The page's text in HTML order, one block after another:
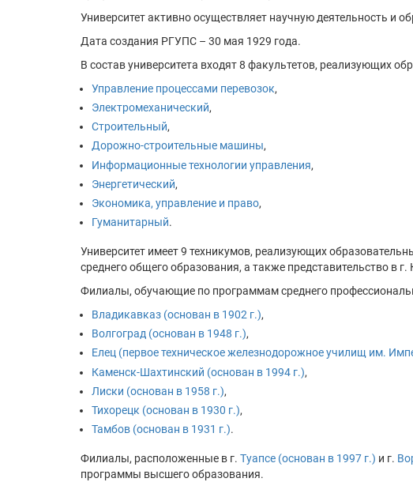
Университет активно осуществляет научную деятельность и
Дата создания РГУПС – 30 мая 1929 года.
В состав университета входят 8 факультетов, реализующих
Управление процессами перевозок,
Электромеханический,
Строительный,
Дорожно-строительные машины,
Информационные технологии управления,
Энергетический,
Экономика, управление и право,
Гуманитарный.
Университет имеет 9 техникумов, реализующих
среднего общего образования, а также представительство в
Филиалы, обучающие по программам среднего
Владикавказ (основан в 1902 г.),
Волгоград (основан в 1948 г.),
Елец (первое техническое железнодорожное училищ им.
Каменск-Шахтинский (основан в 1994 г.),
Лиски (основан в 1958 г.),
Тихорецк (основан в 1930 г.),
Тамбов (основан в 1931 г.).
Филиалы, расположенные в г. Туапсе (основан в 1997 г.) и г.
программы высшего образования.